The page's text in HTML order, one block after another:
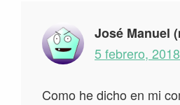
José Manuel
5 febrero,
Como he dicho en mi